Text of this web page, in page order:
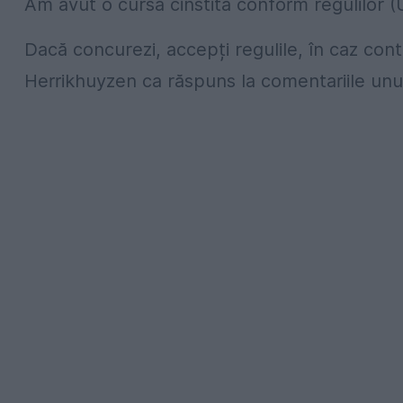
Dacă concurezi, accepți regulile, în caz
Herrikhuyzen ca răspuns la comentariile